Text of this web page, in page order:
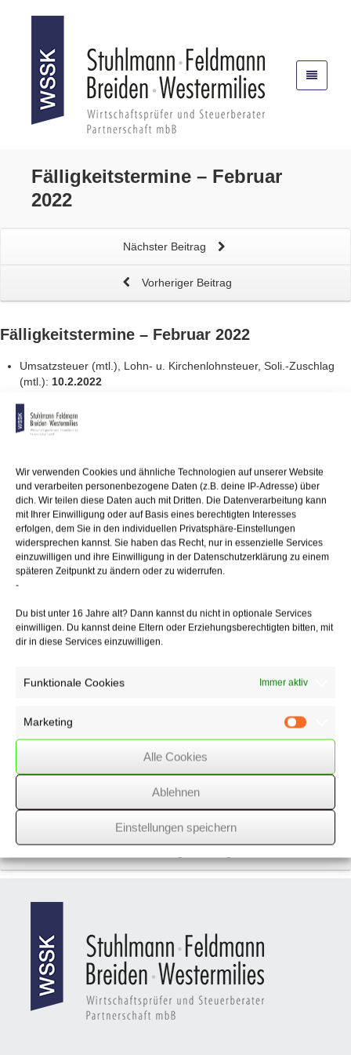
Wir verwenden Cookies und ähnliche Technologien auf unserer Website
und verarbeiten personenbezogene Daten (z.B. deine IP-Adresse) über
dich. Wir teilen diese Daten auch mit Dritten. Die Datenverarbeitung kann
mit Ihrer Einwilligung oder auf Basis eines berechtigten Interesses
erfolgen, dem Sie in den individuellen Privatsphäre-Einstellungen
widersprechen kannst. Sie haben das Recht, nur in essenzielle Services
einzuwilligen und ihre Einwilligung in der Datenschutzerklärung zu einem
späteren Zeitpunkt zu ändern oder zu widerrufen.
-
Du bist unter 16 Jahre alt? Dann kannst du nicht in optionale Services
einwilligen. Du kannst deine Eltern oder Erziehungsberechtigten bitten, mit
dir in diese Services einzuwilligen.
Funktionale Cookies Immer aktiv
Marketing
Alle Cookies
Ablehnen
Einstellungen speichern
Fälligkeitstermine – Februar
2022
Nächster Beitrag
Vorheriger Beitrag
Fälligkeitstermine – Februar 2022
Umsatzsteuer (mtl.), Lohn- u. Kirchenlohnsteuer, Soli.-Zuschlag
(mtl.): 10.2.2022
Sozialversicherungsbeiträge:
10/02/2022 / WSSK
Überden Autor
wssk-admin
Related
Zustimmung des Arbeitgebers zurVerlängerung der
Elternzeit
Reform derBetriebsrente